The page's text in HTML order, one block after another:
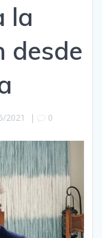
la
desde
2021 | 0